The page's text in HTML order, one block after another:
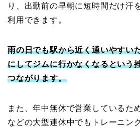
り、出勤前の早朝に短時間だけ汗
利用できます。
雨の日でも駅から近く通いやすい
にしてジムに行かなくなるという
つながります。
また、年中無休で営業しているた
などの大型連休中でもトレーニン